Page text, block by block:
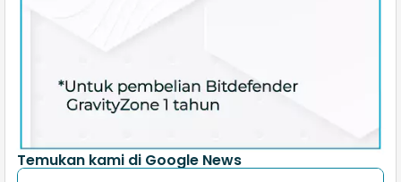
Temukan kami di Google News